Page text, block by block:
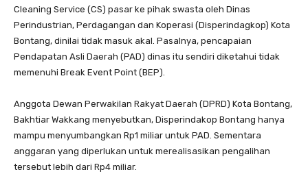
Cleaning Service (CS) pasar ke pihak swasta oleh Dinas
Perindustrian, Perdagangan dan Koperasi (Disperindagkop) Kota
Bontang, dinilai tidak masuk akal. Pasalnya, pencapaian
Pendapatan Asli Daerah (PAD) dinas itu sendiri diketahui tidak
memenuhi Break Event Point (BEP).
Anggota Dewan Perwakilan Rakyat Daerah (DPRD) Kota Bontang,
Bakhtiar Wakkang menyebutkan, Disperindakop Bontang hanya
mampu menyumbangkan Rp1 miliar untuk PAD. Sementara
anggaran yang diperlukan untuk merealisasikan pengalihan
tersebut lebih dari Rp4 miliar.